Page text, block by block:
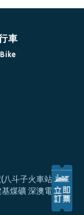
車
八斗子火車站旁)
煤礦 深澳電廠